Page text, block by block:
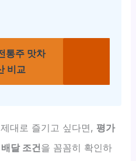
통주 맛차
비교
대로 즐기고 싶다면, 평가
달 조건을 꼼꼼히 확인하